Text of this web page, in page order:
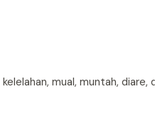
mual, muntah,